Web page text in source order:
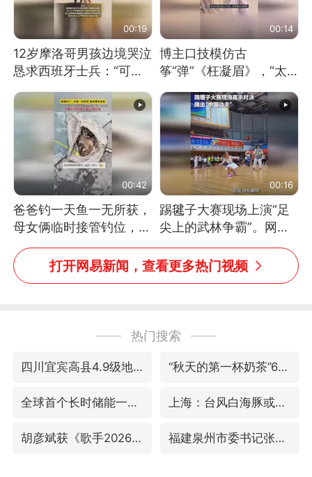
00:19
12岁摩洛哥男孩边境哭泣
恳求西班牙士兵：“可不
可以不要把我遣返回国”
00:14
博主口技模仿古
筝“弹”《枉凝眉》，“太
像了～你是吃古筝长大的
吗？”“或将成为首位考级
不带古筝的选手。”（来
源：新华每日电讯）
00:42
爸爸钓一天鱼一无所获，
母女俩临时接管钓位，用
玩具鱼竿钓上大鱼
00:16
踢毽子大赛现场上演“足
尖上的武林争霸”。网
友：这哪是踢毽子，分明
是武侠片现场！#睡个好
打开网易新闻，查看更多热门视频
热门搜索
四川宜宾高县4.9级地震致1死 “秋天的第一杯奶茶”6岁了
全球首个长时储能一体化产业园量产 上海：台风白海豚或将带来龙卷风
胡彦斌获《歌手2026》歌王 福建泉州市委书记张毅恭被查